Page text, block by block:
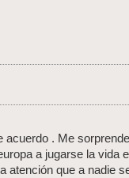
acuerdo . Me
a jugarse la vida
atención que a nadie